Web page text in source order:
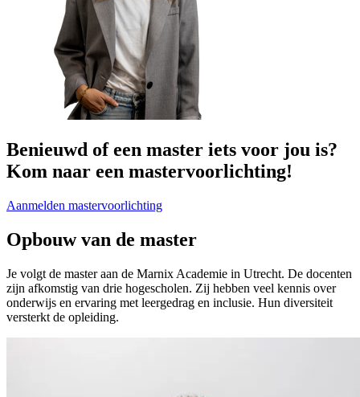
Benieuwd of een master iets voor jou is?
Kom naar een mastervoorlichting!
Aanmelden mastervoorlichting
Opbouw van de master
Je volgt de master aan de Marnix Academie in Utrecht. De docenten
zijn afkomstig van drie hogescholen. Zij hebben veel kennis over
onderwijs en ervaring met leergedrag en inclusie. Hun diversiteit
versterkt de opleiding.